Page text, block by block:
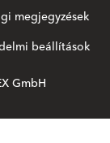
megjegyzések
beállítások
GmbH